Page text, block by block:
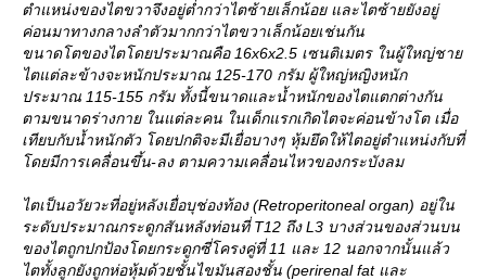
ตำแหน่งของไตขวาจึงอยู่ต่ำกว่าไตซ้ายเล็กน้อย และไตซ้ายยังอยู่
ค่อนมาทางกลางลำตัวมากกว่าไตขวาเล็กน้อยเช่นกัน
ขนาดโตของไตโดยประมาณคือ 16x6x2.5 เซนติเมตร ในผู้ใหญ่ชา
ไตแต่ละข้างจะหนักประมาณ 125-170 กรัม ผู้ใหญ่หญิงหนัก
ประมาณ 115-155 กรัม ทั้งนี้ขนาดและน้ำหนักของไตแตกต่างกัน
ตามขนาดร่างกาย ในแต่ละคน ในเด็กแรกเกิดไตจะค่อนข้างโต เมื่อ
เทียบกับน้ำหนักตัว โดยปกติจะมีเยื่อบางๆ หุ้มยึดให้ไตอยู่ตำแหน่งกับที่
ดยมีการเคลื่อนขึ้น-ลง ตามความเคลื่อนไหวของกระบังลม
ไตเป็นอวัยวะที่อยู่หลังเยื่อบุช่องท้อง (Retroperitoneal organ) อยู่ใน
ระดับประมาณกระดูกสันหลังท่อนที่ T12 ถึง L3 บางส่วนของส่วนบน
ของไตถูกปกป้องโดยกระดูกซี่โครงคู่ที่ 11 และ 12 นอกจากนั้นแล้ว
ไตทั้งลูกยังถูกห่อหุ้มด้วยชั้นไขมันสองชั้น (perirenal fat และ